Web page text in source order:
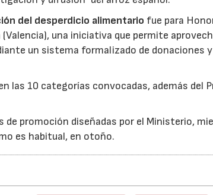
del desperdicio alimentario fue para
una iniciativa que permite
un sistema formalizado de donaciones
las 10 categorías convocadas, además del
promoción diseñadas por el Ministerio,
es habitual, en otoño.